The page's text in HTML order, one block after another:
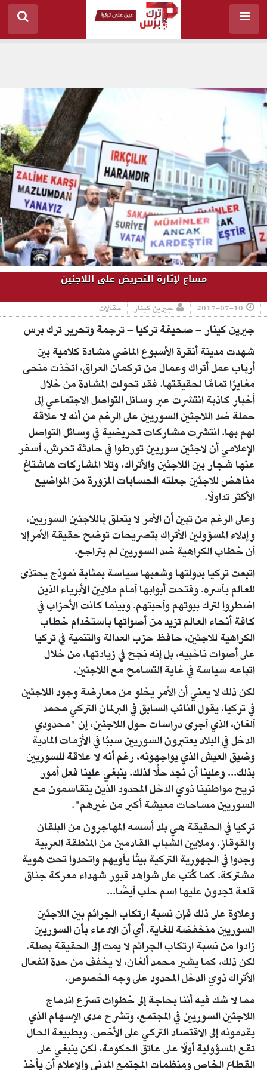
مساع لإثارة التحريض على اللاجئين
2017-07-10 جيرين كينار مقالات
جيرين كينار – صحيفة تركيا – ترجمة وتحرير ترك برس
شهدت مدينة أنقرة الأسبوع الماضي مشادة كلامية بين
أرباب عمل أتراك وعمال من تركمان العراق، اتخذت منحى
مغايرًا تمامًا لحقيقتها. فقد تحولت المشادة من خلال
أخبار كاذبة انتشرت عبر وسائل التواصل الاجتماعي إلى
حملة ضد اللاجئين السوريين على الرغم من أنه لا علاقة
لهم بها. انتشرت مشاركات تحريضية في وسائل التواصل
الإعلامي أن لاجئين سوريين تورطوا في حادثة تحرش، أسفر
عنها شجار بين اللاجئين والأتراك، وتلا المشاركات هاشتاغ
مناهض للاجئين جعلته الحسابات المزورة من المواضيع
الأكثر تداولًا.
وعلى الرغم من تبين أن الأمر لا يتعلق باللاجئين السوريين،
وإدلاء المسؤولين الأتراك بتصريحات توضح حقيقة الأمرإلا
أن خطاب الكراهية ضد السوريين لم يتراجع.
اتبعت تركيا بدولتها وشعبها سياسة بمثابة نموذج يحتذى
للعالم بأسره. وفتحت أبوابها أمام ملايين الأبرياء الذين
اضطروا لترك بيوتهم وأحبتهم. وبينما كانت الأحزاب في
كافة أنحاء العالم تزيد من أصواتها باستخدام خطاب
الكراهية للاجئين، حافظ حزب العدالة والتنمية في تركيا
على أصوات ناخبيه، بل إنه نجح في زيادتها، من خلال
اتباعه سياسة في غاية التسامح مع اللاجئين.
لكن ذلك لا يعني أن الأمر يخلو من معارضة وجود اللاجئين
في تركيا. يقول النائب السابق في البرلمان التركي محمد
ألغان، الذي أجرى دراسات حول اللاجئين، إن "محدودي
الدخل في البلاد يعتبرون السوريين سببًا في الأزمات المادية
وضيق العيش الذي يواجهونه، رغم أنه لا علاقة للسوريين
بذلك... وعلينا أن نجد حلًّا لذلك. ينبغي علينا فعل أمور
تريح مواطنينا ذوي الدخل المحدود الذين يتقاسمون مع
السوريين مساحات معيشة أكبر من غيرهم".
تركيا في الحقيقة هي بلد أسسه المهاجرون من البلقان
والقوقاز. وملايين الشباب القادمين من المنطقة العربية
وجدوا في الجهورية التركية بيتًا يأويهم واتحدوا تحت هوية
مشتركة. كما كُتب على شواهد قبور شهداء معركة جناق
قلعة تجدون عليها اسم حلب أيضًا...
وعلاوة على ذلك فإن نسبة ارتكاب الجرائم بين اللاجئين
السوريين منخفضة للغاية. أي أن الادعاء بأن السوريين
زادوا من نسبة ارتكاب الجرائم لا يمت إلى الحقيقة بصلة.
لكن ذلك، كما يشير محمد ألغان، لا يخفف من حدة انفعال
الأتراك ذوي الدخل المحدود على وجه الخصوص.
مما لا شك فيه أننا بحاجة إلى خطوات تسرّع اندماج
اللاجئين السوريين في المجتمع، وتشرح مدى الإسهام الذي
يقدمونه إلى الاقتصاد التركي على الأخص. وبطبيعة الحال
تقع المسؤولية أولًا على عاتق الحكومة، لكن ينبغي على
القطاع الخاص ومنظمات المجتمع المدني والإعلام أن يأخذ